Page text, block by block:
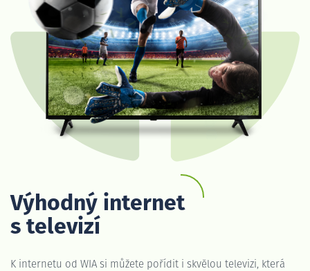
Výhodný internet
s televizí
K internetu od WIA si můžete pořídit i skvělou televizi, která